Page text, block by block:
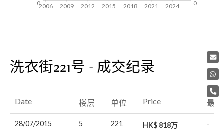
0
2006 2009 2012 2015 2018 2021 2024
0
洗衣街221号 - 成交纪录
Date 楼层 单位 Price 最
28/07/2015 5 221 HK$ 818万 -